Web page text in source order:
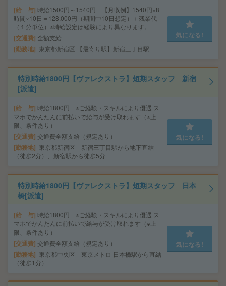
給 与 時給1500円～1540円 【月収例】1540円×8
時間×10日＝128,000円（期間中10日想定）＋残業代
（１分単位）※時給設定は経験により異なります。
交通費 全額支給
勤務地 東京都新宿区 【最寄り駅】新宿三丁目駅
気になる!
特別時給1800円【ヴァレクストラ】短期スタッフ 新宿
[派遣]
給 与 時給1800円 ※ご経験・スキルにより優遇 ス
マホでかんたんに前払いで給与が受け取れます（※上
限、条件あり）
交通費 交通費全額支給（規定あり）
勤務地
東京都新宿区 新宿三丁目駅から地下直結
（徒歩2分）、新宿駅から徒歩5分
気になる!
特別時給1800円【ヴァレクストラ】短期スタッフ 日本
橋[派遣]
給 与 時給1800円 ※ご経験・スキルにより優遇 ス
マホでかんたんに前払いで給与が受け取れます（※上
限、条件あり）
交通費 交通費全額支給（規定あり）
勤務地
東京都中央区 東京メトロ 日本橋駅から直結
（徒歩1分）
気になる!